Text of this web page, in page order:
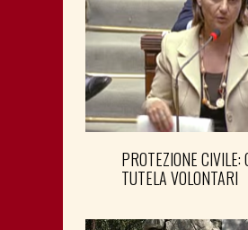
PROTEZIONE CIVILE:
TUTELA VOLONTARI